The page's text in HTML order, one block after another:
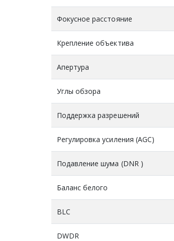
Фокусное расстояние
Крепление объектива
Апертура
Углы обзора
Поддержка разрешений
Регулировка усиления (AGC)
Подавление шума (DNR )
Баланс белого
BLC
DWDR